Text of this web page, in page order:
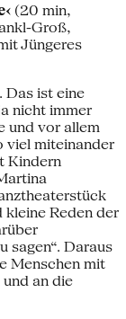
(20 min,
Groß,
Jüngeres
Das ist eine
nicht immer
und vor allem
viel miteinander
Kindern
kleine Reden der
sagen“. Daraus
Menschen mit
an die